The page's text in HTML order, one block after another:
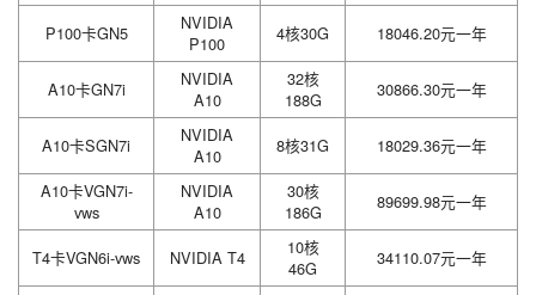
P100卡GN5
NVIDIA
P100
4核30G 18046.20元一年
A10卡GN7i
NVIDIA
A10
32核
188G
30866.30元一年
A10卡SGN7i
NVIDIA
A10
8核31G
18029.36元一年
A10卡VGN7i-
vws
NVIDIA
A10
30核
186G
89699.98元一年
T4卡VGN6i-vws NVIDIA T4
10核
46G
34110.07元一年